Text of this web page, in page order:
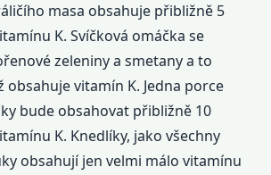
masa obsahuje přibližně 5
K. Svíčková omáčka se
zeleniny a smetany a to
obsahuje vitamín K. Jedna porce
bude obsahovat přibližně 10
K. Knedlíky, jako všechny
obsahují jen velmi málo vitamínu